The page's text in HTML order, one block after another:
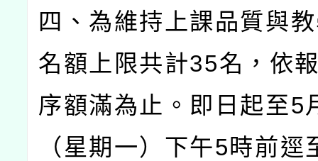
四、為維持上課品質與
名額上限共計35名，依
序額滿為止。即日起至5
（星期一）下午5時前逕